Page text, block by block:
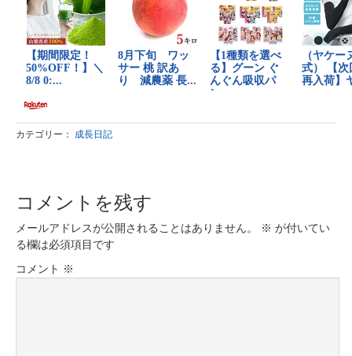
カテゴリー： 成長日記
コメントを残す
メールアドレスが公開されることはありません。 ※ が付いてい
る欄は必須項目です
コメント ※